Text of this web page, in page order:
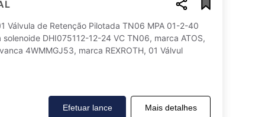
exibição:
Válvula de Retenção Pilotada TN06 MPA 01-2-40
DHI075112-12-24 VC TN06, marca ATOS,
4WMMGJ53, marca REXROTH, 01 Válvul
Efetuar lance Mais detalhes